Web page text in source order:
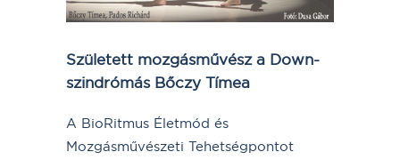
Született mozgásművész a Down-
szindrómás Bőczy Tímea
A BioRitmus Életmód és
Mozgásművészeti Tehetségpontot